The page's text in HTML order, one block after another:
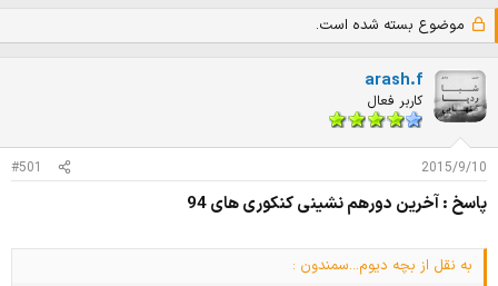
و
ع
ک
ن
ن
د
ه
م
و
ض
ع
ر
ی
ش
ر
و
ع
موضوع بسته شده است.
arash.f
کاربر فعال
2015/9/10
#501
پاسخ : آخرین دورهم نشینی کنکوری های 94
به نقل از بچه دیوم...سمندون :